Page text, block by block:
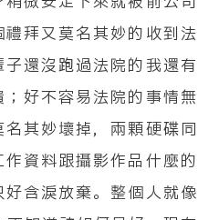
拜又莫名其妙的收到法
還沒跑過法院的我還有
好不容易法院的事情無
其妙壞掉，兩顆硬碟同
資料跟攝影作品什麼的
含淚放棄。整個人就像